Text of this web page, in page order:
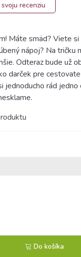
recenziu
Máte smäd? Viete si
nápoj? Na tričku
Odteraz bude už
darček pre
jednoducho rád jedno
Do košíka